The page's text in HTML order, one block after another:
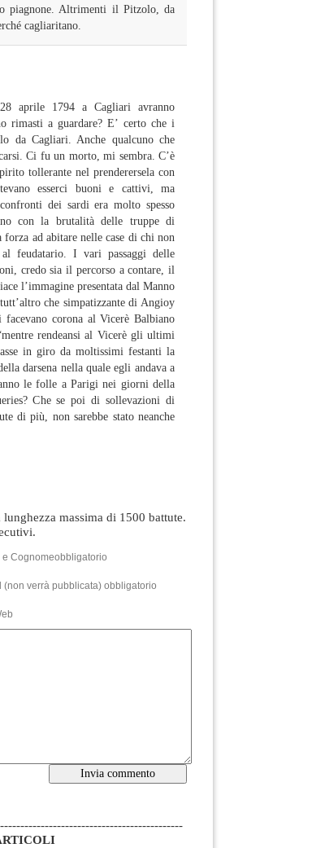
piagnone. Altrimenti il Pitzolo, da
cagliaritano.
aprile 1794 a Cagliari avranno
rimasti a guardare? E’ certo che i
da Cagliari. Anche qualcuno che
Ci fu un morto, mi sembra. C’è
tollerante nel prenderersela con
esserci buoni e cattivi, ma
dei sardi era molto spesso
con la brutalità delle truppe di
ad abitare nelle case di chi non
feudatario. I vari passaggi delle
credo sia il percorso a contare, il
l’immagine presentata dal Manno
che simpatizzante di Angioy
corona al Vicerè Balbiano
rendeansi al Vicerè gli ultimi
in giro da moltissimi festanti la
darsena nella quale egli andava a
le folle a Parigi nei giorni della
Che se poi di sollevazioni di
di più, non sarebbe stato neanche
massima di 1500 battute.
e Cognomeobbligatorio
(non verrà pubblicata) obbligatorio